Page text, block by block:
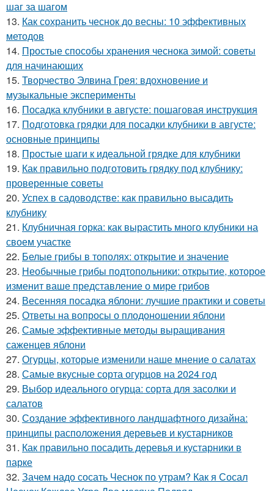
шаг за шагом
13. Как сохранить чеснок до весны: 10 эффективных
методов
14. Простые способы хранения чеснока зимой: советы
для начинающих
15. Творчество Элвина Грея: вдохновение и
музыкальные эксперименты
16. Посадка клубники в августе: пошаговая инструкция
17. Подготовка грядки для посадки клубники в августе:
основные принципы
18. Простые шаги к идеальной грядке для клубники
19. Как правильно подготовить грядку под клубнику:
проверенные советы
20. Успех в садоводстве: как правильно высадить
клубнику
21. Клубничная горка: как вырастить много клубники на
своем участке
22. Белые грибы в тополях: открытие и значение
23. Необычные грибы подтопольники: открытие, которое
изменит ваше представление о мире грибов
24. Весенняя посадка яблони: лучшие практики и советы
25. Ответы на вопросы о плодоношении яблони
26. Самые эффективные методы выращивания
саженцев яблони
27. Огурцы, которые изменили наше мнение о салатах
28. Самые вкусные сорта огурцов на 2024 год
29. Выбор идеального огурца: сорта для засолки и
салатов
30. Создание эффективного ландшафтного дизайна:
принципы расположения деревьев и кустарников
31. Как правильно посадить деревья и кустарники в
парке
32. Зачем надо сосать Чеснок по утрам? Как я Сосал